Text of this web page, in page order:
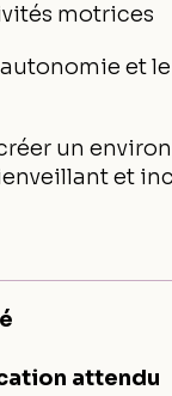
motrices
et
un
et
attendu